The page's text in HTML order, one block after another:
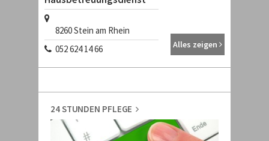
8260Stein am Rhein
052 624 14 66
Alles zeigen
24 STUNDEN PFLEGE